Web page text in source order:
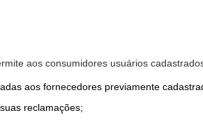
aos consumidores usuários
aos fornecedores previamente
reclamações;